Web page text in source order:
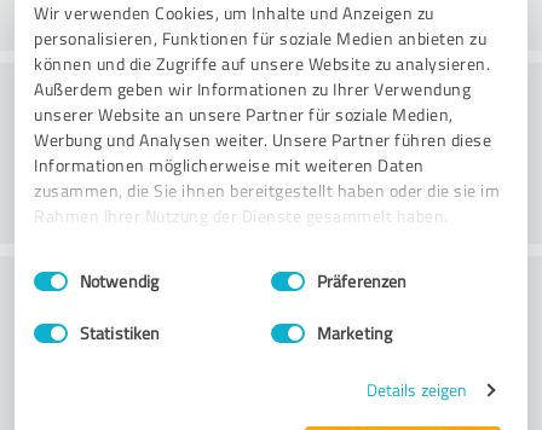
Wir verwenden Cookies, um Inhalte und Anzeigen zu
personalisieren, Funktionen für soziale Medien anbieten zu
können und die Zugriffe auf unsere Website zu analysieren.
Außerdem geben wir Informationen zu Ihrer Verwendung
unserer Website an unsere Partner für soziale Medien,
Werbung und Analysen weiter. Unsere Partner führen diese
Informationen möglicherweise mit weiteren Daten
zusammen, die Sie ihnen bereitgestellt haben oder die sie im
Rahmen Ihrer Nutzung der Dienste gesammelt haben.
Impressum Datenschutzbestimmungen
Einwilligungsauswahl
Notwendig Präferenzen
Statistiken Marketing
Details zeigen
Konsultointi
Asiakaspalvelu